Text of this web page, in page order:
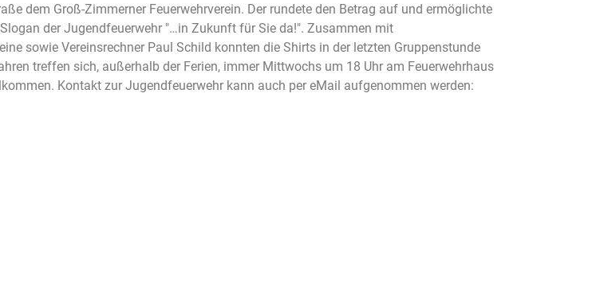
dem Groß-Zimmerner Feuerwehrverein. Der rundete den Betrag auf und ermöglichte
der Jugendfeuerwehr "…in Zukunft für Sie da!". Zusammen mit
sowie Vereinsrechner Paul Schild konnten die Shirts in der letzten Gruppenstunde
treffen sich, außerhalb der Ferien, immer Mittwochs um 18 Uhr am Feuerwehrhaus
Kontakt zur Jugendfeuerwehr kann auch per eMail aufgenommen werden: